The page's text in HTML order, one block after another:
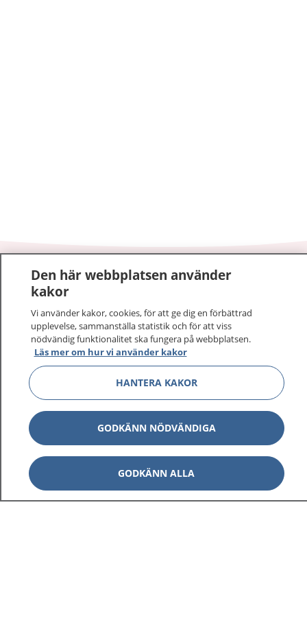
1177–tryggt om din hälsa och vård
På 1177.se får du råd om hälsa och information om
sjukdomar och vilka mottagningar du kan kontakta.
Logga in för att läsa din journal och göra dina
vårdärenden. Ring telefonnummer 1177 för
sjukvårdsrådgivning dygnet runt.
1177 ger dig råd när du vill må bättre.
1177 på flera språk Visa
Den här webbplatsen använder
kakor
Vi använder kakor, cookies, för att ge dig en förbättrad
upplevelse, sammanställa statistik och för att viss
nödvändig funktionalitet ska fungera på webbplatsen.
Läs mer om hur vi använder kakor
HANTERA KAKOR
GODKÄNN NÖDVÄNDIGA
GODKÄNN ALLA